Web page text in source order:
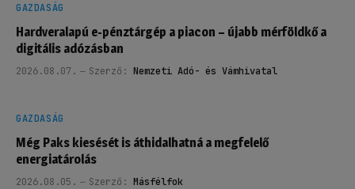
GAZDASÁG
Hardveralapú e-pénztárgép a piacon – újabb mérföldkő a
digitális adózásban
2026.08.07. Szerző: Nemzeti Adó- és Vámhivatal
GAZDASÁG
Még Paks kiesését is áthidalhatná a megfelelő
energiatárolás
2026.08.05. Szerző: Másfélfok